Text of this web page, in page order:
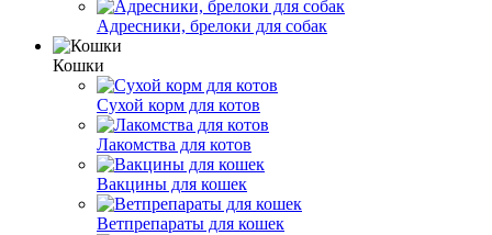
Адресники, брелоки для собак
Кошки
Сухой корм для котов
Лакомства для котов
Вакцины для кошек
Ветпрепараты для кошек